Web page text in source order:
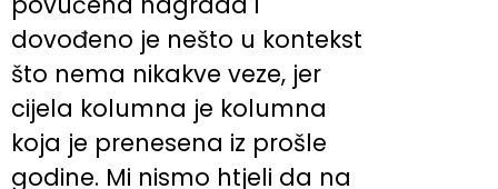
dovođeno je nešto u kontekst
što nema nikakve veze, jer
cijela kolumna je kolumna
koja je prenesena iz prošle
godine. Mi nismo htjeli da na